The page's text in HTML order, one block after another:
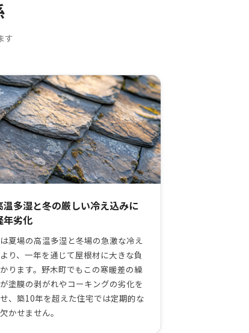
す
温多湿と冬の厳しい冷え込みに
年劣化
夏場の高温多湿と冬場の急激な冷え
り、一年を通じて屋根材に大きな負
ります。野木町でもこの寒暖差の繰
塗膜の剥がれやコーキングの劣化を
、築10年を超えた住宅では定期的な
かせません。